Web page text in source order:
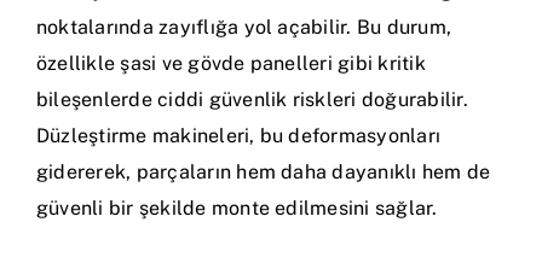
noktalarında zayıflığa yol açabilir. Bu durum,
özellikle şasi ve gövde panelleri gibi kritik
bileşenlerde ciddi güvenlik riskleri doğurabilir.
Düzleştirme makineleri, bu deformasyonları
gidererek, parçaların hem daha dayanıklı hem de
güvenli bir şekilde monte edilmesini sağlar.